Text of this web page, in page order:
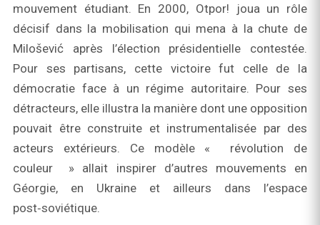
mouvement étudiant. En 2000, Otpor! joua un rôle
décisif dans la mobilisation qui mena à la chute de
Milošević après l’élection présidentielle contestée.
Pour ses partisans, cette victoire fut celle de la
démocratie face à un régime autoritaire. Pour ses
détracteurs, elle illustra la manière dont une opposition
pouvait être construite et instrumentalisée par des
acteurs extérieurs. Ce modèle « révolution de
couleur » allait inspirer d’autres mouvements en
Géorgie, en Ukraine et ailleurs dans l’espace
post‑soviétique.